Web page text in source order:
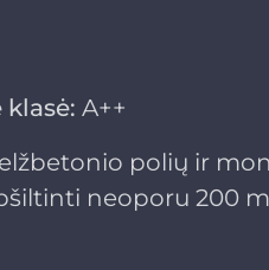
A++
polių ir
neoporu 200